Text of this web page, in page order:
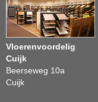
Vloerenvoordelig
Cuijk
Beerseweg 10a
Cuijk